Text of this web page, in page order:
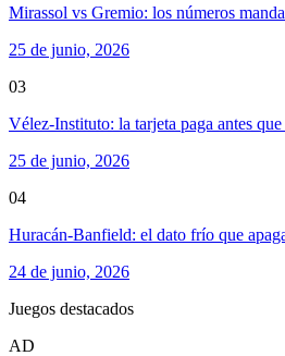
Mirassol vs Gremio: los números
25 de junio, 2026
03
Vélez-Instituto: la tarjeta paga antes
25 de junio, 2026
04
Huracán-Banfield: el dato frío que
24 de junio, 2026
Juegos destacados
AD